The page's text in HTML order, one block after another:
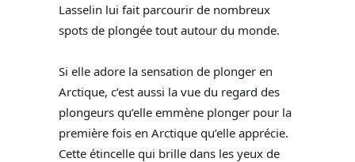
Lasselin lui fait parcourir de nombreux
spots de plongée tout autour du monde.
Si elle adore la sensation de plonger en
Arctique, c’est aussi la vue du regard des
plongeurs qu’elle emmène plonger pour la
première fois en Arctique qu’elle apprécie.
Cette étincelle qui brille dans les yeux de